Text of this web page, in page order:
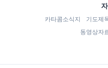
카타콤소식지 기도제
동영상자